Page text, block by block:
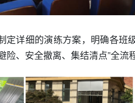
详细的演练方案，明确各班
、安全撤离、集结清点”全流